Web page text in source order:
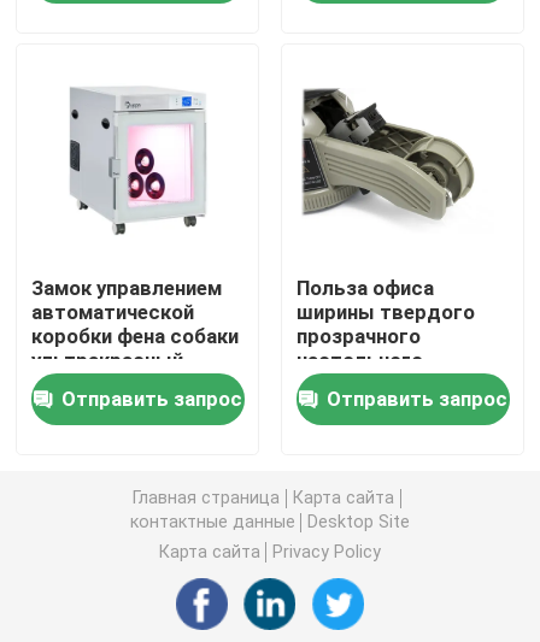
автоматический распределитель ленты
Электрический распределитель ярлыка
Машина фидера винта
концентратор кислорода 5l
концентратор кислорода 10L
Любимец суша коробку
Туалет кота умный
Замок управлением
автоматической
коробки фена собаки
ультракрасный
роторный двойной
Отправить запрос
Польза офиса
ширины твердого
прозрачного
настольного
распределителя
пластиковая
электрическая 3mm
Отправить запрос
Главная страница
Карта сайта
контактные данные
Desktop Site
Карта сайта
Privacy Policy